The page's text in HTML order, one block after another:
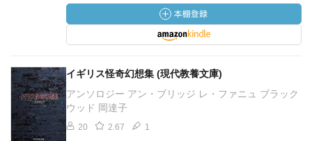
イギリス怪奇幻想集 (現代教養文庫)
アンソロジー アン・ブリッジ レ・ファニュ ブラック
ウッド 岡達子
20 2.67 1